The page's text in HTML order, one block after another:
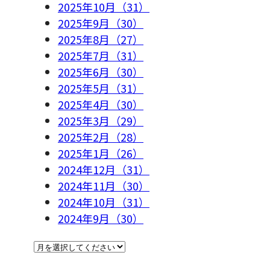
2025年10月（31）
2025年9月（30）
2025年8月（27）
2025年7月（31）
2025年6月（30）
2025年5月（31）
2025年4月（30）
2025年3月（29）
2025年2月（28）
2025年1月（26）
2024年12月（31）
2024年11月（30）
2024年10月（31）
2024年9月（30）